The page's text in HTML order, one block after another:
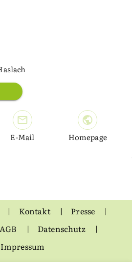
E-Mail Homepage
Kontakt
Presse
AGB
Datenschutz
Impressum